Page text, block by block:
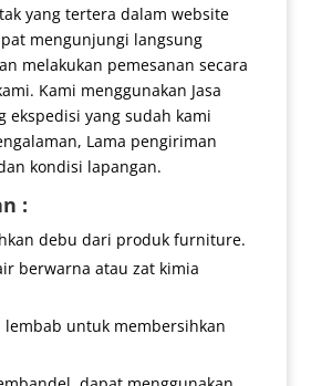
yang tertera dalam website
mengunjungi langsung
melakukan pemesanan secara
Kami menggunakan Jasa
ekspedisi yang sudah kami
Lama pengiriman
kondisi lapangan.
:
debu dari produk furniture.
berwarna atau zat kimia
lembab untuk membersihkan